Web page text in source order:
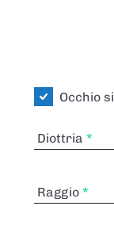
Occhio
Diottria
Raggio